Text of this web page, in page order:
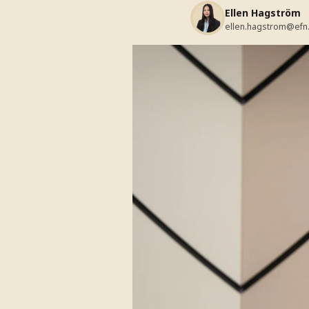
Ellen Hagström